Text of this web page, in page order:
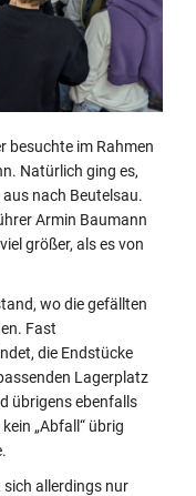
besuchte im Rahmen
Natürlich ging es,
nach Beutelsau.
Armin Baumann
größer, als es von
wo die gefällten
Fast
die Endstücke
Lagerplatz
übrigens ebenfalls
„Abfall“ übrig
allerdings nur